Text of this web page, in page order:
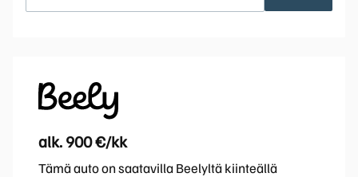
alk. 900 €/kk
Tämä auto on saatavilla Beelyltä kiinteällä